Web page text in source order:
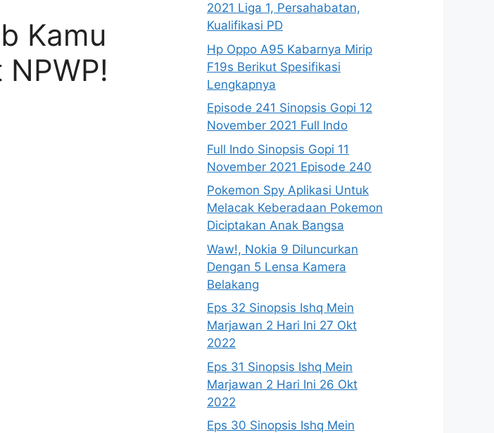
Kamu
2021 Liga 1, Persahabatan,
Kualifikasi PD
Hp Oppo A95 Kabarnya Mirip
F19s Berikut Spesifikasi
Lengkapnya
Episode 241 Sinopsis Gopi 12
November 2021 Full Indo
Full Indo Sinopsis Gopi 11
November 2021 Episode 240
Pokemon Spy Aplikasi Untuk
Melacak Keberadaan Pokemon
Diciptakan Anak Bangsa
Waw!, Nokia 9 Diluncurkan
Dengan 5 Lensa Kamera
Belakang
Eps 32 Sinopsis Ishq Mein
Marjawan 2 Hari Ini 27 Okt
2022
Eps 31 Sinopsis Ishq Mein
Marjawan 2 Hari Ini 26 Okt
2022
Eps 30 Sinopsis Ishq Mein